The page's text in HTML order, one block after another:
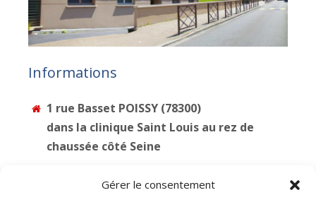
Gérer le consentement
Informations
1 rue Basset POISSY (78300)
dans la clinique Saint Louis au rez de
chaussée côté Seine